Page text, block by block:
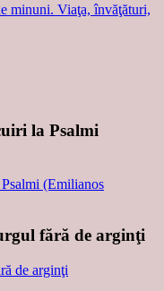
la Psalmi
fără de arginţi